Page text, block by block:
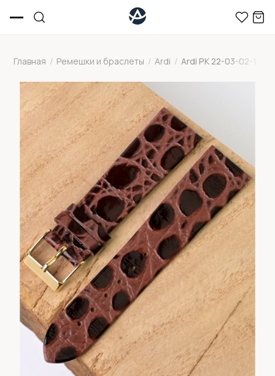
Главная / Ремешки и браслеты / Ardi / Ardi РК 22-03-02-1-2